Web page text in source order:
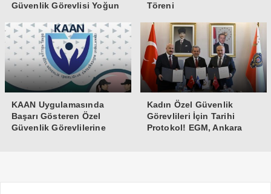
Güvenlik Görevlisi Yoğun
Töreni
KAAN Uygulamasında
Başarı Gösteren Özel
Güvenlik Görevlilerine
Kadın Özel Güvenlik
Görevlileri İçin Tarihi
Protokol! EGM, Ankara